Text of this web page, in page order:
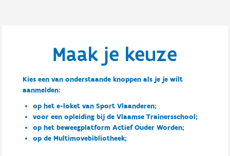
Maak je keuze
Kies een van onderstaande knoppen als je je wilt
aanmelden:
op het e-loket van Sport Vlaanderen;
voor een opleiding bij de Vlaamse Trainersschool;
op het beweegplatform Actief Ouder Worden;
op de Multimovebibliotheek;